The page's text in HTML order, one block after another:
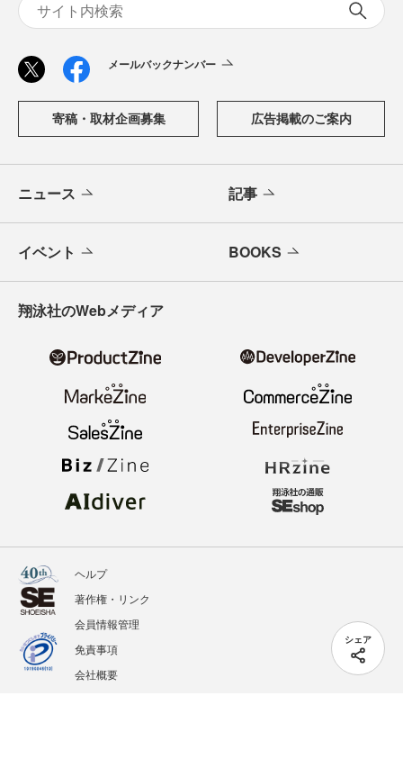
シェア
メールバックナンバー
寄稿・取材企画募集 広告掲載のご案内
ニュース 記事
イベント BOOKS
翔泳社のWebメディア
ヘルプ
著作権・リンク
会員情報管理
免責事項
会社概要